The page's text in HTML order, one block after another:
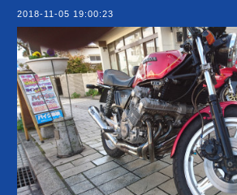
2018-11-05 19:00:23